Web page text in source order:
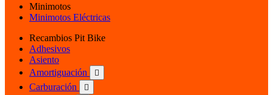
Minimotos
Minimotos Eléctricas
Recambios Pit Bike
Adhesivos
Asiento
Amortiguación

Carburación 